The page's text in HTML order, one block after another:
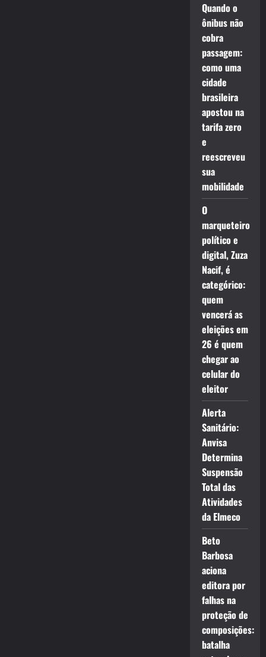
Quando o
ônibus não
cobra
passagem:
como uma
cidade
brasileira
apostou na
tarifa zero
e
reescreveu
sua
mobilidade
O
marqueteiro
político e
digital, Zuza
Nacif, é
categórico:
quem
vencerá as
eleições em
26 é quem
chegar ao
celular do
eleitor
Alerta
Sanitário:
Anvisa
Determina
Suspensão
Total das
Atividades
da Elmeco
Beto
Barbosa
aciona
editora por
falhas na
proteção de
composições:
batalha